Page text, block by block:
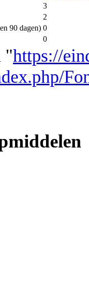
3
2
90 dagen) 0
0
"https://